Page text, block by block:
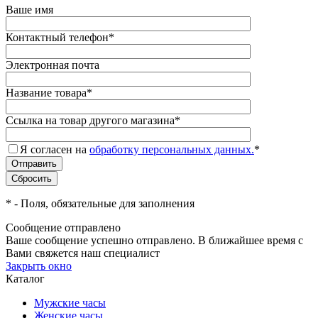
Ваше имя
Контактный телефон*
Электронная почта
Название товара*
Ссылка на товар другого магазина*
Я согласен на обработку персональных данных.*
* - Поля, обязательные для заполнения
Сообщение отправлено
Ваше сообщение успешно отправлено. В ближайшее время с
Вами свяжется наш специалист
Закрыть окно
Каталог
Мужские часы
Женские часы